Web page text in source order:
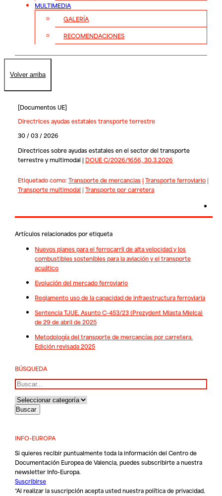
MULTIMEDIA
GALERÍA
RECOMENDACIONES
Volver arriba
[Documentos UE]
Directrices ayudas estatales transporte terrestre
30 / 03 / 2026
Directrices sobre ayudas estatales en el sector del transporte
terrestre y multimodal | DOUE C/2026/1656, 30.3.2026
Etiquetado como:Transporte de mercancias| Transporte ferroviario|
Transporte multimodal | Transporte por carretera
Artículos relacionados por etiqueta
Nuevos planes para el ferrocarril de alta velocidad y los
combustibles sostenibles para la aviación y el transporte
acuático
Evolución del mercado ferroviario
Reglamento uso de la capacidad de infraestructura ferroviaria
Sentencia TJUE. Asunto C-453/23 (Prezydent Miasta Mielca)
de 29 de abril de 2025
Metodología del transporte de mercancías por carretera.
Edición revisada 2025
BÚSQUEDA
Buscar
INFO-EUROPA
Si quieres recibir puntualmente toda la información del Centro de
Documentación Europea de Valencia, puedes subscribirte a nuestra
newsletter Info-Europa.
Suscribirse
*Al realizar la suscripción acepta usted nuestrapolítica de privacidad.